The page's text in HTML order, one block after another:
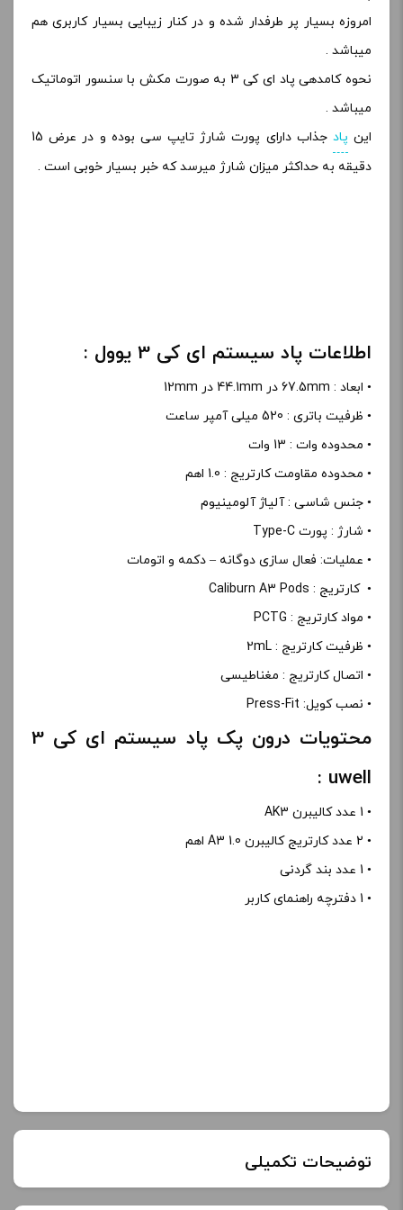
امروزه بسیار پر طرفدار شده و در کنار زیبایی بسیار کاربری هم
میباشد .
نحوه کامدهی پاد ای کی 3 به صورت مکش با سنسور اتوماتیک
میباشد .
این پاد
جذاب دارای پورت شارژ تایپ سی بوده و در عرض 15
دقیقه به حداکثر میزان شارژ میرسد که خبر بسیار خوبی است .
اطلاعات پاد سیستم ای کی 3 یوول :
• ابعاد : 67.5mm در 44.1mm در 12mm
• ظرفیت باتری : 520 میلی آمپر ساعت
• محدوده وات : 13 وات
• محدوده مقاومت کارتریج : 1.0 اهم
• جنس شاسی : آلیاژ آلومینیوم
• شارژ : پورت Type-C
• عملیات: فعال سازی دوگانه – دکمه و اتومات
• کارتریج : Caliburn A3 Pods
• مواد کارتریج : PCTG
• ظرفیت کارتریج : 2mL
• اتصال کارتریج : مغناطیسی
• نصب کویل: Press-Fit
محتویات درون پک پاد سیستم ای کی 3
uwell :
• 1 عدد کالیبرن AK3
• 2 عدد کارتریج کالیبرن A3 1.0 اهم
• 1 عدد بند گردنی
• 1 دفترچه راهنمای کاربر
توضیحات تکمیلی